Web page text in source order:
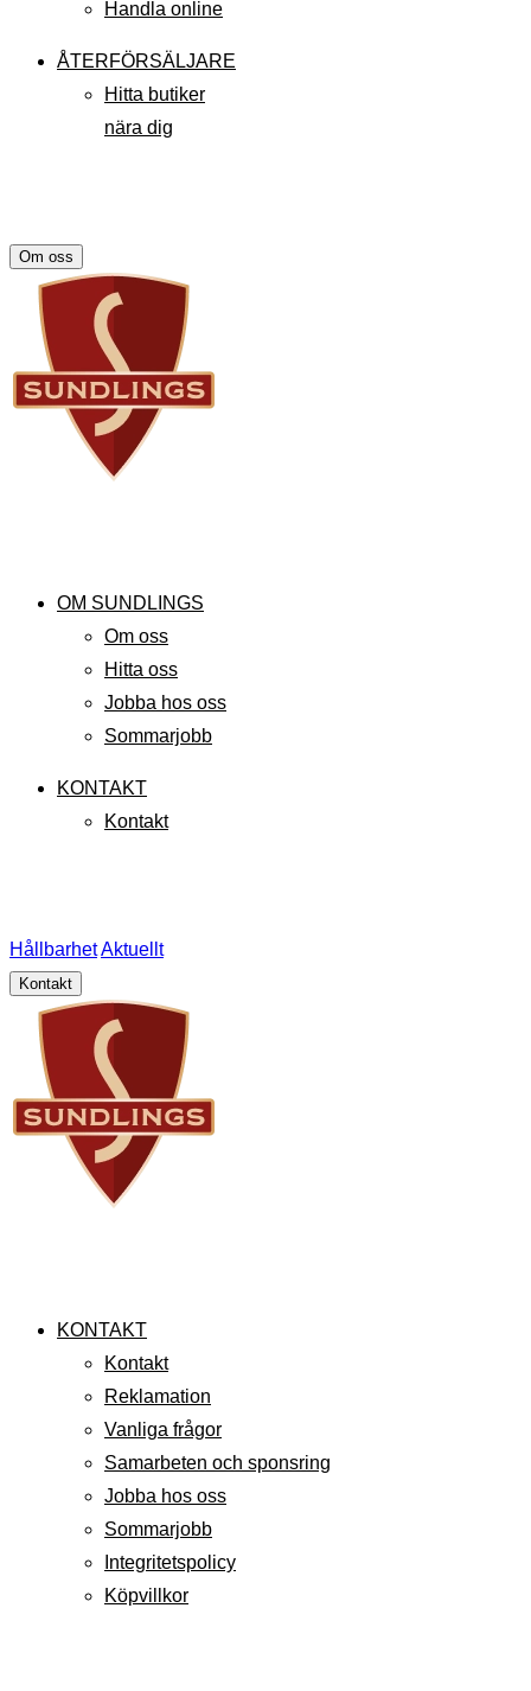
Handla online
ÅTERFÖRSÄLJARE
Hitta butiker
nära dig
Om oss
OM SUNDLINGS
Om oss
Hitta oss
Jobba hos oss
Sommarjobb
KONTAKT
Kontakt
HållbarhetAktuellt
Kontakt
KONTAKT
Kontakt
Reklamation
Vanliga frågor
Samarbeten och sponsring
Jobba hos oss
Sommarjobb
Integritetspolicy
Köpvillkor